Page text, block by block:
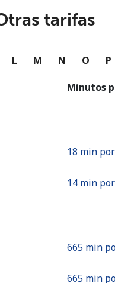
Iniciar Sesión
Continuar con
tarifas
L M N O P
Minutos
18 min
14 min
665 min
665 min